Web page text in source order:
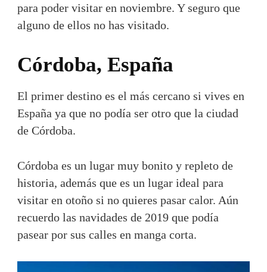
para poder visitar en noviembre. Y seguro que
alguno de ellos no has visitado.
Córdoba, España
El primer destino es el más cercano si vives en
España ya que no podía ser otro que la ciudad
de Córdoba.
Córdoba es un lugar muy bonito y repleto de
historia, además que es un lugar ideal para
visitar en otoño si no quieres pasar calor. Aún
recuerdo las navidades de 2019 que podía
pasear por sus calles en manga corta.